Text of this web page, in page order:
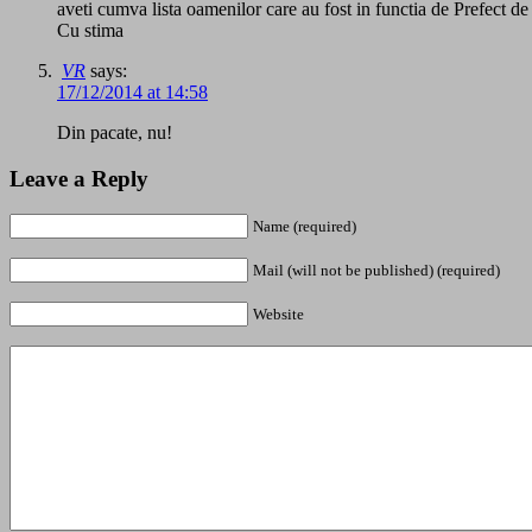
aveti cumva lista oamenilor care au fost in functia de Prefect
Cu stima
VR says:
17/12/2014 at 14:58
Din pacate, nu!
Leave a Reply
Name (required)
Mail (will not be published) (required)
Website